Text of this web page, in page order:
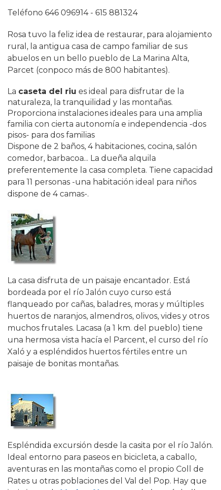
Teléfono 646 096914 - 615 881324
Rosa tuvo la feliz idea de restaurar, para alojamiento
rural, la antigua casa de campo familiar de sus
abuelos en un bello pueblo de La Marina Alta,
Parcet (conpoco más de 800 habitantes).
La caseta del riu es ideal para disfrutar de la
naturaleza, la tranquilidad y las montañas.
Proporciona instalaciones ideales para una amplia
familia con cierta autonomía e independencia -dos
pisos- para dos familias
Dispone de 2 baños, 4 habitaciones, cocina, salón
comedor, barbacoa... La dueña alquila
preferentemente la casa completa. Tiene capacidad
para 11 personas -una habitación ideal para niños
dispone de 4 camas-.
La casa disfruta de un paisaje encantador. Está
bordeada por el río Jalón cuyo curso está
flanqueado por cañas, baladres, moras y múltiples
huertos de naranjos, almendros, olivos, vides y otros
muchos frutales. Lacasa (a 1 km. del pueblo) tiene
una hermosa vista hacía el Parcent, el curso del río
Xaló y a espléndidos huertos fértiles entre un
paisaje de bonitas montañas.
Espléndida excursión desde la casita por el río Jalón.
Ideal entorno para paseos en bicicleta, a caballo,
aventuras en las montañas como el propio Coll de
Rates u otras poblaciones del Val del Pop. Hay que